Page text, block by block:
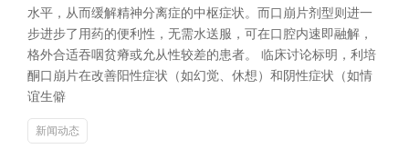
水平，从而缓解精神分离症的中枢症状。而口崩片剂型则进一
步进步了用药的便利性，无需水送服，可在口腔内速即融解，
格外合适吞咽贫瘠或允从性较差的患者。 临床讨论标明，利培
酮口崩片在改善阳性症状（如幻觉、休想）和阴性症状（如情
谊生僻
新闻动态